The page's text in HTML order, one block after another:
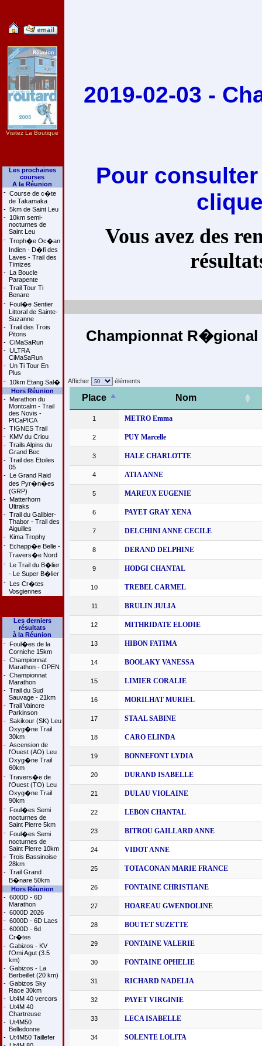
Visitez La Boutique
Les prochaines
courses
A la Réunion
- Course de c�te
de Takamaka
- 5km de Saint Leu
- 10km semi-
nocturnes de
Saint Leu
- Troph�e Oc�an
Indien - D�fi des
Laves - Trail des
Timizes
- La Boucle
Parapente
- Trail Tour Ti
Benare
- Foul�e Sentier
Littoral de Sainte-
Suzanne
- Trail des Trois
Pitons
- CiMaSaRun
- ULTRA
CiMaSaRun
- Un Ti Tour En
Plus
- 10km Etang Sal�
Hors Réunion
- Marathon du
Montcalm - Trail
des Novis -
PICaPICA
- TIGNES Trail
- KMV du Criou
- Trails Alpins du
Grand Bec
- Trail des Etoiles
05
- Le Grand Raid
des Pyr�n�es
(GRP)
- Matterhorn
Ultraks
- Trail du Galibier-
Thabor - Trail des
Aiguilles
- Kima Trophy
- Echapp�e Belle -
Travers�e Nord
- Le Trail du B�lier
- Le Super B�lier
- Les Cr�tes
Vosgiennes
Les derniers
résultats
à la Réunion
- Foul�es de la
Corniche 15km
- Championnat
Marathon - OPEN
- Championnat
Marathon
- Trail du Sud
Sauvage - 21km
- Trail Vaincre
Parkinson
- Sakikour (SK) Leu
Oxyg�ne Trail
30km
- Ascension de
l'Ouest (AO) Leu
Oxyg�ne Trail
60km
- Travers�e de
l'Ouest (TO) Leu
Oxyg�ne Trail
90km
- Foul�es Semi
nocturnes de
Saint Pierre 5km
- Foul�es Semi
nocturnes de
Saint Pierre 10km
- Trois Bassinoise
28km
- Trail Grand
B�nare 50km
Hors Réunion
- 6000D - 6D
Marathon
- 6000D 2026
- 6000D - 6D Lacs
- 6000D - 6d
Cr�tes
- Gabizos - KV
l'Omi Agut (3.5
km)
- Gabizos - La
Berbeillet (20 km)
- Gabizos Sky
Race 30km
- Ut4M 40 vercors
- Ut4M 40
Chartreuse
- Ut4M50
Belledonne
- Ut4M50 Taillefer
2019-02-03 -
Pour
Vous avez des
Championnat R�gional
Afficher éléments
Place Nom
1 METRO Emma
2 PUY Marcelle
3 HALE CHARLOTTE
4 ATIA ANNE
5 MAREUX EUGENIE
6 PAYET GRAY XENA
7 DELCHINI ANNE CECILE
8 DERAND DELPHINE
9 HODGI CHANTAL
10 TREBEL CARMEL
11 BRULIN JULIA
12 MITHRIDATE ELODIE
13 HIBON FATIMA
14 BOOLAKY VANESSA
15 LIMIER CORALIE
16 MORILHAT MURIEL
17 STAAL SABINE
18 CARO ELINDA
19 BONNEFONT LYDIA
20 DURAND ISABELLE
21 DULAU VIOLAINE
22 LEBON CHANTAL
23 BITROU GAILLARD ANNE
24 VIDOT ANNE
25 TOTACONAN MARIE FRANCE
26 FONTAINE CHRISTIANE
27 HOAREAU GWENDOLINE
28 BOUTET SUZETTE
29 FONTAINE VALERIE
30 FONTAINE OPHELIE
31 RICHARD NADELIA
32 PAYET VIRGINIE
33 LECA ISABELLE
34 SOLENTE LOLITA